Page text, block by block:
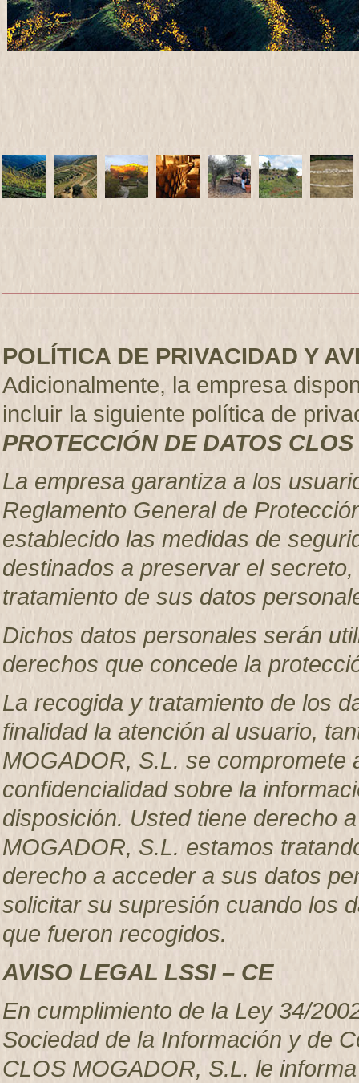
POLÍTICA DE PRIVACIDAD Y
Adicionalmente, la empresa
incluir la siguiente política de
PROTECCIÓN DE DATOS
La empresa garantiza a los
Reglamento General de
establecido las medidas de
destinados a preservar el
tratamiento de sus datos
Dichos datos personales serán
derechos que concede la
La recogida y tratamiento de los
finalidad la atención al usuario,
MOGADOR, S.L. se
confidencialidad sobre la
disposición. Usted tiene derecho
MOGADOR, S.L. estamos
derecho a acceder a sus datos
solicitar su supresión cuando los
que fueron recogidos.
AVISO LEGAL LSSI – CE
En cumplimiento de la Ley 34/
Sociedad de la Información y de
CLOS MOGADOR, S.L. le